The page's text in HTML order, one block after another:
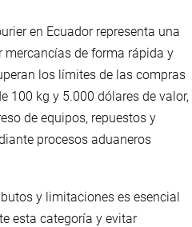
en Ecuador representa una
de forma rápida y
los límites de las compras
100 kg y 5.000 dólares de valor,
de equipos, repuestos y
procesos aduaneros
y limitaciones es esencial
esta categoría y evitar